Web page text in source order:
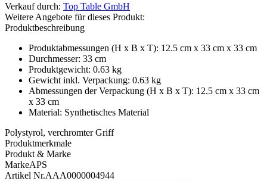
Verkauf durch: Top Table GmbH
Weitere Angebote für dieses Produkt:
Produktbeschreibung
Produktabmessungen (H x B x T): 12.5 cm x 33 cm x 33 cm
Durchmesser: 33 cm
Produktgewicht: 0.63 kg
Gewicht inkl. Verpackung: 0.63 kg
Abmessungen der Verpackung (H x B x T): 12.5 cm x 33 cm
x 33 cm
Material: Synthetisches Material
Polystyrol, verchromter Griff
Produktmerkmale
Produkt & Marke
MarkeAPS
Artikel Nr.AAA0000004944